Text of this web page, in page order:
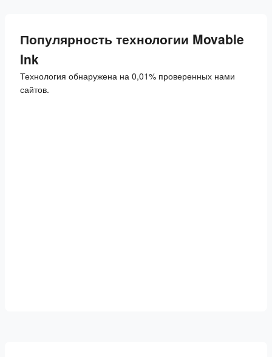
Популярность технологии Movable
Ink
Технология обнаружена на 0,01% проверенных нами
сайтов.